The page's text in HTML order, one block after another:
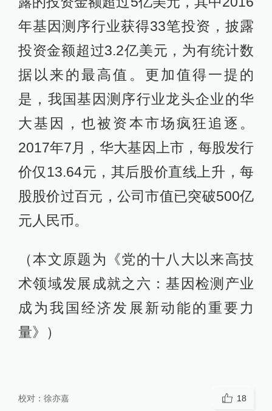
年基因测序行业获得33笔投资，披露
投资金额超过3.2亿美元，为有统计数
据以来的最高值。更加值得一提的
是，我国基因测序行业龙头企业的华
大基因，也被资本市场疯狂追逐。
2017年7月，华大基因上市，每股发行
价仅13.64元，其后股价直线上升，每
股股价过百元，公司市值已突破500亿
元人民币。
（本文原题为《党的十八大以来高技
术领域发展成就之六：基因检测产业
成为我国经济发展新动能的重要力
量》）
校对： 徐亦嘉 18